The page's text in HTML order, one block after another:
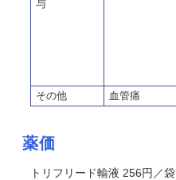
与
その他
血管痛
薬価
トリフリード輸液 256円／袋